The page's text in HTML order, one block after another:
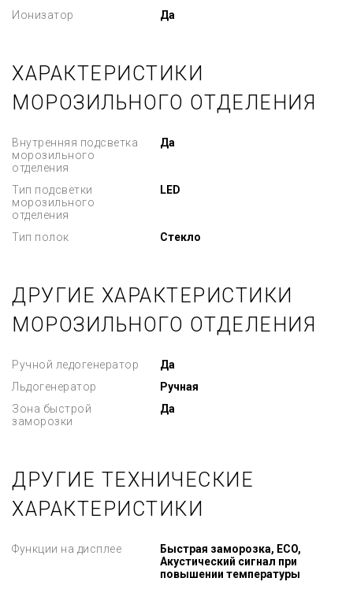
Ионизатор
Да
ХАРАКТЕРИСТИКИ
МОРОЗИЛЬНОГО ОТДЕЛЕНИЯ
Внутренняя подсветка
морозильного
отделения
Да
Тип подсветки
морозильного
отделения
LED
Тип полок Стекло
ДРУГИЕ ХАРАКТЕРИСТИКИ
МОРОЗИЛЬНОГО ОТДЕЛЕНИЯ
Ручной ледогенератор
Да
Льдогенератор
Ручная
Зона быстрой
заморозки
Да
ДРУГИЕ ТЕХНИЧЕСКИЕ
ХАРАКТЕРИСТИКИ
Функции на дисплее
Быстрая заморозка, ECO,
Акустический сигнал при
повышении температуры